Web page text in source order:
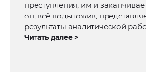
преступления, им и
он, всё подытожив,
результаты аналитической
Читать далее >